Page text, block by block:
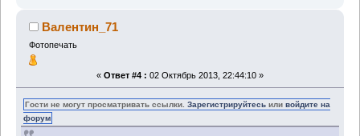
Валентин_71
Фотопечать
« Ответ #4 : 02 Октябрь 2013, 22:44:10 »
Гости не могут просматривать ссылки.Зарегистрируйтесь иливойдите на
форум